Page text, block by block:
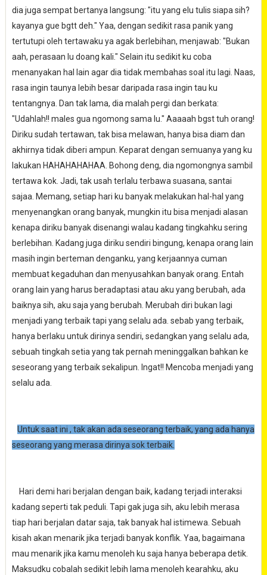
dia juga sempat bertanya langsung: "itu yang elu tulis siapa sih?
kayanya gue bgtt deh." Yaa, dengan sedikit rasa panik yang
tertutupi oleh tertawaku ya agak berlebihan, menjawab: "Bukan
aah, perasaan lu doang kali." Selain itu sedikit ku coba
menanyakan hal lain agar dia tidak membahas soal itu lagi. Naas,
rasa ingin taunya lebih besar daripada rasa ingin tau ku
tentangnya. Dan tak lama, dia malah pergi dan berkata:
"Udahlah!! males gua ngomong sama lu." Aaaaah bgst tuh orang!
Diriku sudah tertawan, tak bisa melawan, hanya bisa diam dan
akhirnya tidak diberi ampun. Keparat dengan semuanya yang ku
lakukan HAHAHAHAHAA. Bohong deng, dia ngomongnya sambil
tertawa kok. Jadi, tak usah terlalu terbawa suasana, santai
sajaa. Memang, setiap hari ku banyak melakukan hal-hal yang
menyenangkan orang banyak, mungkin itu bisa menjadi alasan
kenapa diriku banyak disenangi walau kadang tingkahku sering
berlebihan. Kadang juga diriku sendiri bingung, kenapa orang lain
masih ingin berteman denganku, yang kerjaannya cuman
membuat kegaduhan dan menyusahkan banyak orang. Entah
orang lain yang harus beradaptasi atau aku yang berubah, ada
baiknya sih, aku saja yang berubah. Merubah diri bukan lagi
menjadi yang terbaik tapi yang selalu ada. sebab yang terbaik,
hanya berlaku untuk dirinya sendiri, sedangkan yang selalu ada,
sebuah tingkah setia yang tak pernah meninggalkan bahkan ke
seseorang yang terbaik sekalipun. Ingat!! Mencoba menjadi yang
selalu ada.
Untuk saat ini , tak akan ada seseorang terbaik, yang ada hanya
seseorang yang merasa dirinya sok terbaik.
Hari demi hari berjalan dengan baik, kadang terjadi interaksi
kadang seperti tak peduli. Tapi gak juga sih, aku lebih merasa
tiap hari berjalan datar saja, tak banyak hal istimewa. Sebuah
kisah akan menarik jika terjadi banyak konflik. Yaa, bagaimana
mau menarik jika kamu menoleh ku saja hanya beberapa detik.
Maksudku cobalah sedikit lebih lama menoleh kearahku, aku